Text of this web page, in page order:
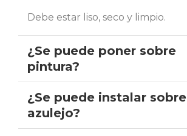
Debe estar liso, seco y limpio.
¿Se puede poner sobre
pintura?
¿Se puede instalar sobre
azulejo?